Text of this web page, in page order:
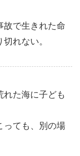
故で生きれた命
れない。
れた海に子ども
っても、別の場